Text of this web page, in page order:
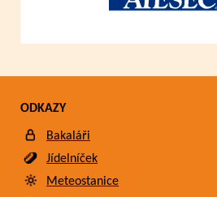
ODKAZY
Bakaláři
Jídelníček
Meteostanice